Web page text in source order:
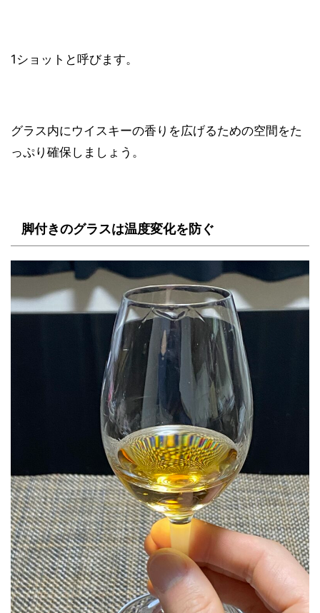
1ショットと呼びます。
グラス内にウイスキーの香りを広げるための空間をた
っぷり確保しましょう。
脚付きのグラスは温度変化を防ぐ